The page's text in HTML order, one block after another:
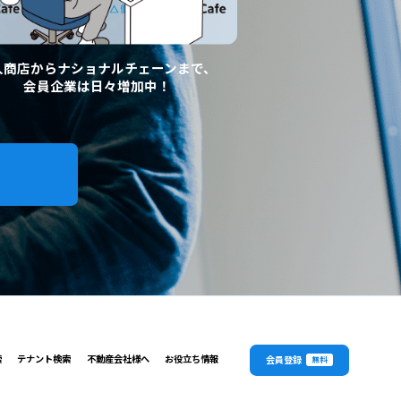
店からナショナルチェーンまで、
会員企業は日々増加中！
テナント検索 不動産会社様へ お役立ち情報 会員登録 無料